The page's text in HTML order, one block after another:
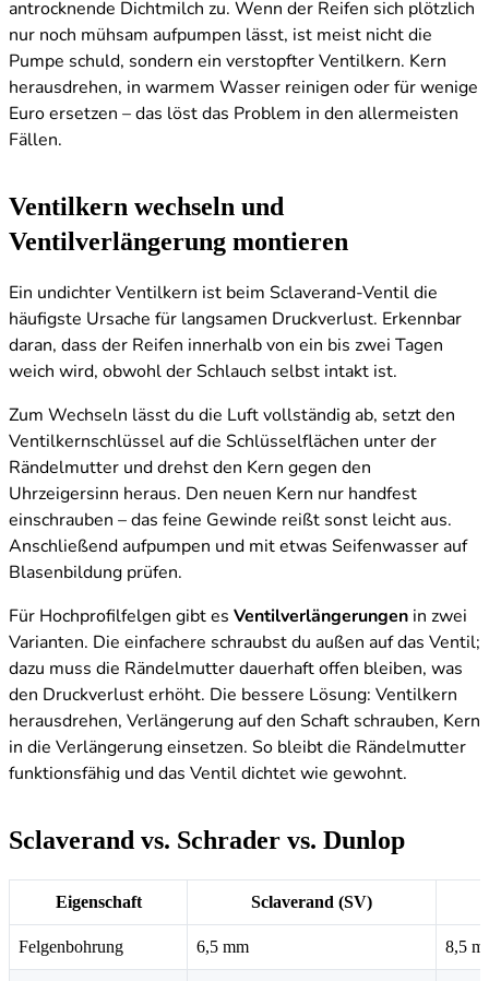
antrocknende Dichtmilch zu. Wenn der Reifen sich plötzlich
nur noch mühsam aufpumpen lässt, ist meist nicht die
Pumpe schuld, sondern ein verstopfter Ventilkern. Kern
herausdrehen, in warmem Wasser reinigen oder für wenige
Euro ersetzen – das löst das Problem in den allermeisten
Fällen.
Ventilkern wechseln und
Ventilverlängerung montieren
Ein undichter Ventilkern ist beim Sclaverand-Ventil die
häufigste Ursache für langsamen Druckverlust. Erkennbar
daran, dass der Reifen innerhalb von ein bis zwei Tagen
weich wird, obwohl der Schlauch selbst intakt ist.
Zum Wechseln lässt du die Luft vollständig ab, setzt den
Ventilkernschlüssel auf die Schlüsselflächen unter der
Rändelmutter und drehst den Kern gegen den
Uhrzeigersinn heraus. Den neuen Kern nur handfest
einschrauben – das feine Gewinde reißt sonst leicht aus.
Anschließend aufpumpen und mit etwas Seifenwasser auf
Blasenbildung prüfen.
Für Hochprofilfelgen gibt es Ventilverlängerungen in zwei
Varianten. Die einfachere schraubst du außen auf das Ventil;
dazu muss die Rändelmutter dauerhaft offen bleiben, was
den Druckverlust erhöht. Die bessere Lösung: Ventilkern
herausdrehen, Verlängerung auf den Schaft schrauben, Kern
in die Verlängerung einsetzen. So bleibt die Rändelmutter
funktionsfähig und das Ventil dichtet wie gewohnt.
Sclaverand vs. Schrader vs. Dunlop
Eigenschaft Sclaverand (SV)
Felgenbohrung 6,5 mm 8,5